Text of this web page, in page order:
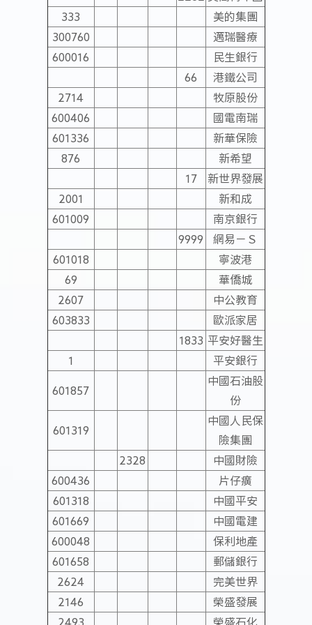
333
美的集團
300760
邁瑞醫療
600016
民生銀行
66
港鐵公司
2714
牧原股份
600406
國電南瑞
601336
新華保險
876
新希望
17
新世界發展
2001
新和成
601009
南京銀行
9999
網易－Ｓ
601018
寧波港
69
華僑城
2607
中公教育
603833
歐派家居
1833 平安好醫生
1
平安銀行
601857
中國石油股
份
601319
中國人民保
險集團
2328
中國財險
600436
片仔癀
601318
中國平安
601669
中國電建
600048
保利地產
601658
郵儲銀行
2624
完美世界
2146
榮盛發展
2493
榮盛石化